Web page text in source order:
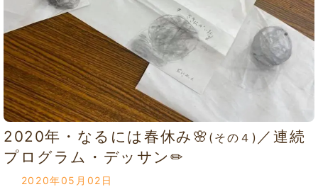
2020年・なるには春休み🌸 (その４) ／連続
プログラム・デッサン✏
2020年05月02日